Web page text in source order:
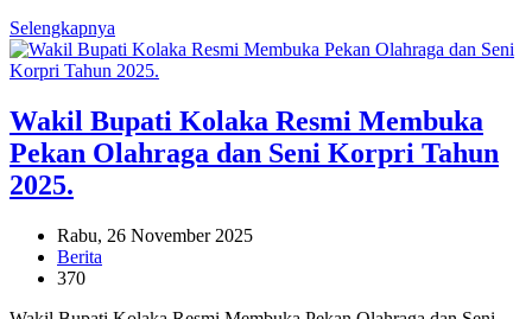
Selengkapnya
Wakil Bupati Kolaka Resmi Membuka
Pekan Olahraga dan Seni Korpri Tahun
2025.
Rabu, 26 November 2025
Berita
370